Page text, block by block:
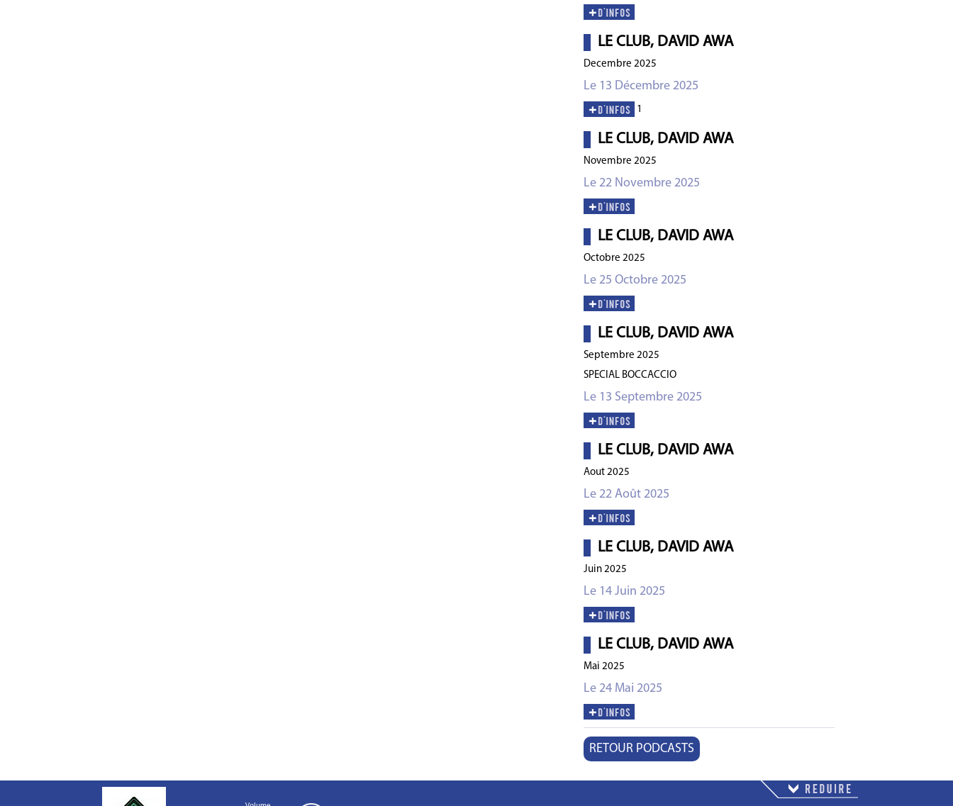
LE CLUB, DAVID AWA
Decembre 2025
Le 13 Décembre 2025
LE CLUB, DAVID AWA
Novembre 2025
Le 22 Novembre 2025
LE CLUB, DAVID AWA
Octobre 2025
Le 25 Octobre 2025
LE CLUB, DAVID AWA
Septembre 2025
SPECIAL BOCCACCIO
Le 13 Septembre 2025
LE CLUB, DAVID AWA
Aout 2025
Le 22 Août 2025
LE CLUB, DAVID AWA
Juin 2025
Le 14 Juin 2025
LE CLUB, DAVID AWA
Mai 2025
Le 24 Mai 2025
RETOUR PODCASTS
1